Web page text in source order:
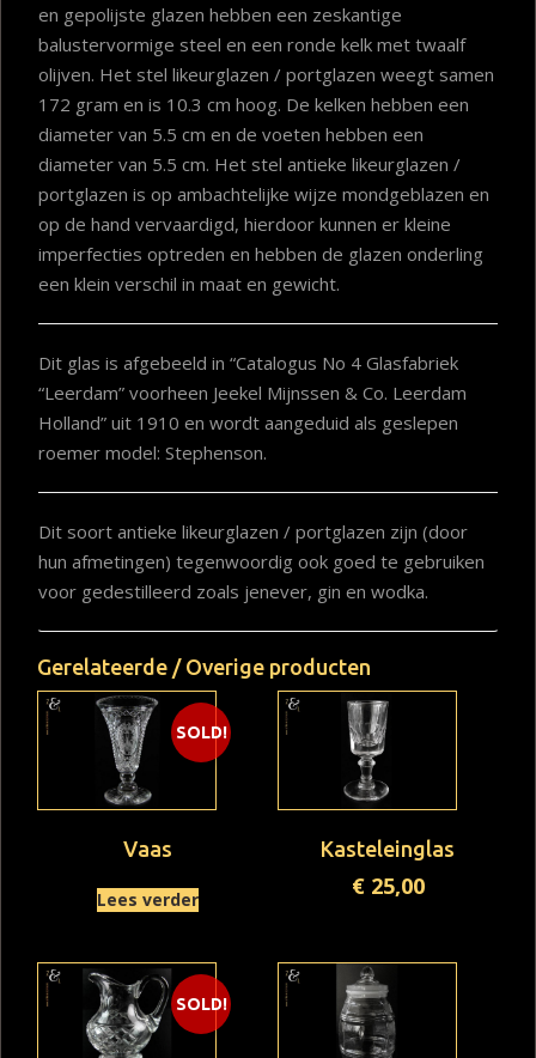
en gepolijste glazen hebben een zeskantige
balustervormige steel en een ronde kelk met twaalf
olijven. Het stel likeurglazen / portglazen weegt samen
172 gram en is 10.3 cm hoog. De kelken hebben een
diameter van 5.5 cm en de voeten hebben een
diameter van 5.5 cm. Het stel antieke likeurglazen /
portglazen is op ambachtelijke wijze mondgeblazen en
op de hand vervaardigd, hierdoor kunnen er kleine
imperfecties optreden en hebben de glazen onderling
een klein verschil in maat en gewicht.
Dit glas is afgebeeld in “Catalogus No 4 Glasfabriek
“Leerdam” voorheen Jeekel Mijnssen & Co. Leerdam
Holland” uit 1910 en wordt aangeduid als geslepen
roemer model: Stephenson.
Dit soort antieke likeurglazen / portglazen zijn (door
hun afmetingen) tegenwoordig ook goed te gebruiken
voor gedestilleerd zoals jenever, gin en wodka.
Gerelateerde / Overige producten
SOLD!
Vaas
Lees verder
Kasteleinglas
€25,00
SOLD!